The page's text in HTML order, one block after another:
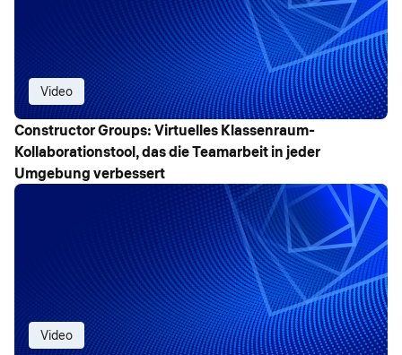
Video
Constructor Groups: Virtuelles Klassenraum-
Kollaborationstool, das die Teamarbeit in jeder
Umgebung verbessert
Video